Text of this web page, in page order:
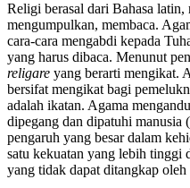
Religi berasal dari Bahasa
mengumpulkan, membaca.
cara-cara mengabdi kepada
yang harus dibaca. Menunut
religare yang berarti mengikat.
bersifat mengikat bagi
adalah ikatan. Agama
dipegang dan dipatuhi
pengaruh yang besar dalam
satu kekuatan yang lebih tinggi
yang tidak dapat ditangkap oleh